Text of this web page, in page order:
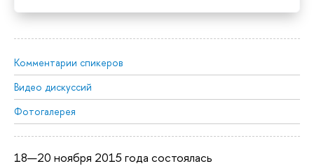
Комментарии спикеров
Видео дискуссий
Фотогалерея
18—20 ноября 2015 года состоялась